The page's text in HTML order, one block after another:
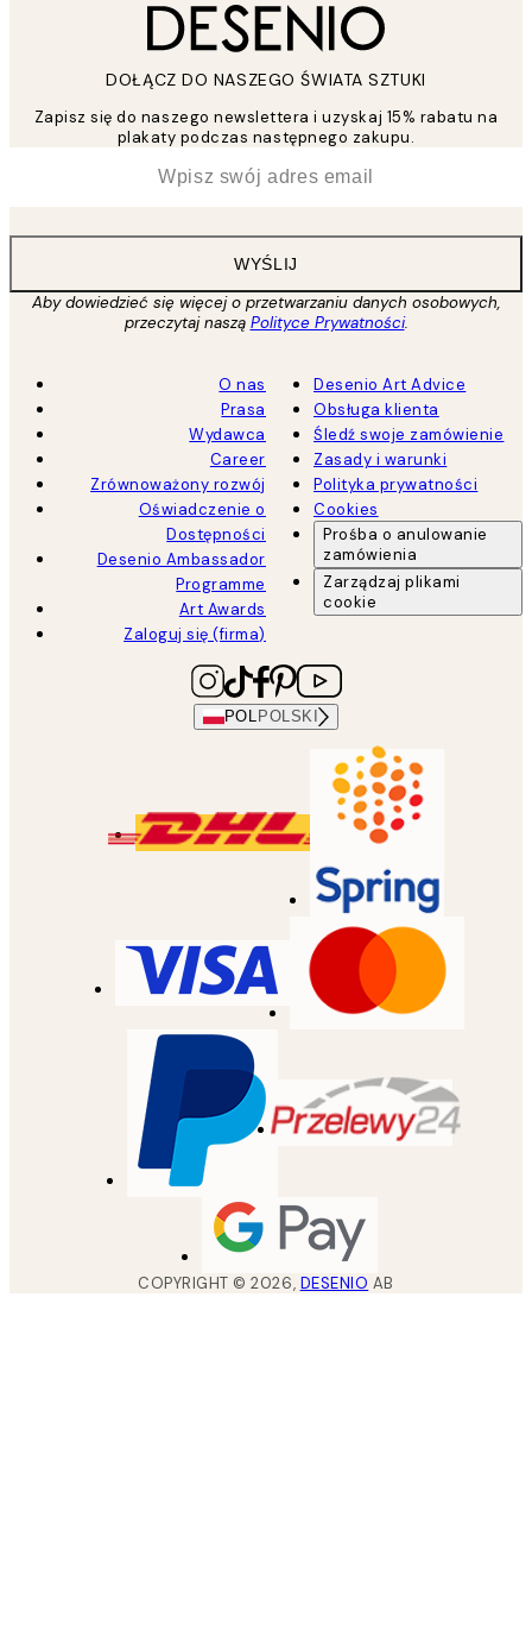
DOŁĄCZ DO NASZEGO ŚWIATA SZTUKI
Zapisz się do naszego newslettera i uzyskaj 15% rabatu na
plakaty podczas następnego zakupu.
WYŚLIJ
Aby dowiedzieć się więcej o przetwarzaniu danych osobowych,
przeczytaj naszą Polityce Prywatności.
O nas
Prasa
Wydawca
Career
Zrównoważony rozwój
Oświadczenie o
Dostępności
Desenio Ambassador
Programme
Art Awards
Zaloguj się (firma)
Desenio Art Advice
Obsługa klienta
Śledź swoje zamówienie
Zasady i warunki
Polityka prywatności
Cookies
Prośba o anulowanie
zamówienia
Zarządzaj plikami
cookie
POL POLSKI
COPYRIGHT ©2026, DESENIO AB